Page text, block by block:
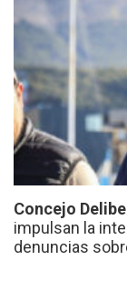
Concejo
impulsan la
denuncias